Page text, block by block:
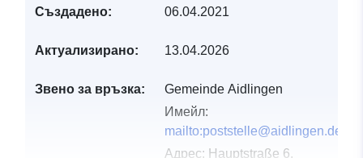
Създадено: 06.04.2021
Актуализирано: 13.04.2026
Звено за връзка:
Gemeinde Aidlingen
Имейл:
mailto:poststelle@aidlingen.de
Адрес: Hauptstraße 6,